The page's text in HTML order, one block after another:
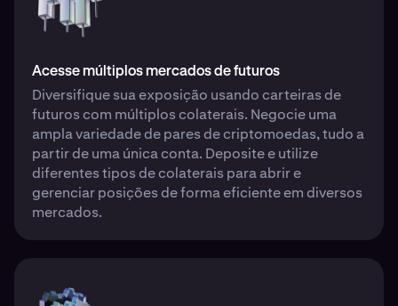
Acesse múltiplos mercados de futuros
Diversifique sua exposição usando carteiras de
futuros com múltiplos colaterais. Negocie uma
ampla variedade de pares de criptomoedas, tudo a
partir de uma única conta. Deposite e utilize
diferentes tipos de colaterais para abrir e
gerenciar posições de forma eficiente em diversos
mercados.